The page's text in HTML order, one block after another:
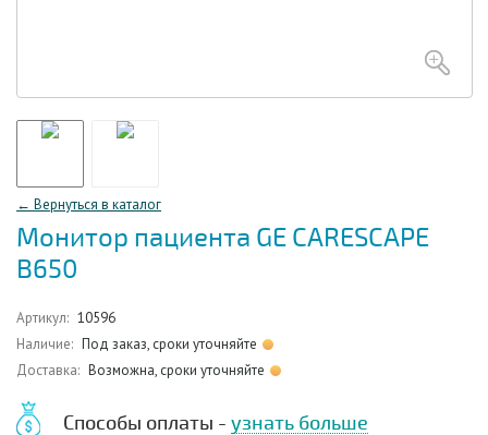
← Вернуться в каталог
Монитор пациента GE CARESCAPE
B650
Артикул: 10596
Наличие: Под заказ, сроки уточняйте
Доставка: Возможна, сроки уточняйте
Способы оплаты - узнать больше